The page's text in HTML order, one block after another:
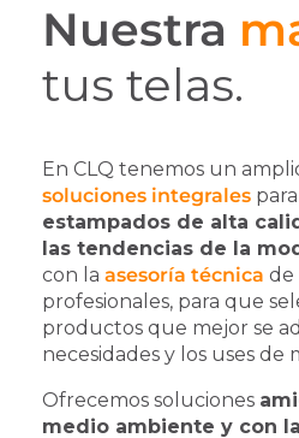
Nuestra
tus telas.
En CLQ tenemos un
soluciones integrales
estampados de alta
las tendencias de la
con la asesoría técnica de
profesionales, para que
productos que mejor se
necesidades y los uses de
Ofrecemos soluciones
medio ambiente y con